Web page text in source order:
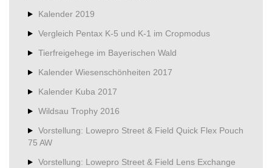
Kalender 2019
Vergleich Pentax K-5 und K-1 im Cropmodus
Tierfreigehege im Bayerischen Wald
Kalender Wiesenschönheiten 2017
Kalender Kuba 2017
Wildsau Trophy 2016
Vorstellung: Lowepro Street & Field Quick Flex Pouch
75 AW
Vorstellung: Lowepro Street & Field Lens Exchange